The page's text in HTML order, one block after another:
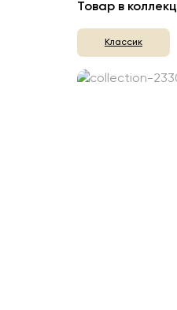
Товар в
Классик